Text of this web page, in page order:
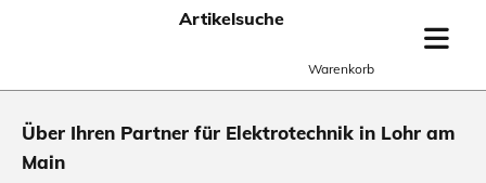
Artikelsuche
Warenkorb
Über Ihren Partner für Elektrotechnik in Lohr am
Main